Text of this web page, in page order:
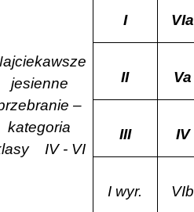
jesienne
–
kategoria
IV - VI
I VIa
II Va
III IV
I wyr. VIb